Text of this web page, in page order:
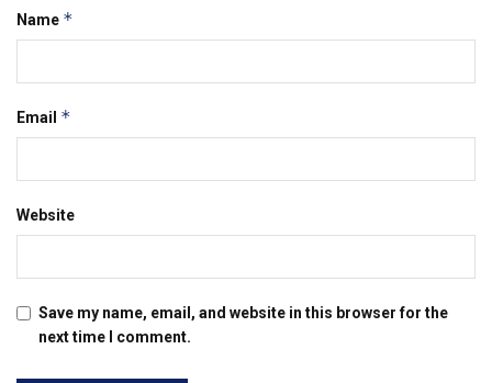
Name *
Email *
Website
Save my name, email, and website in this browser for the
next time I comment.